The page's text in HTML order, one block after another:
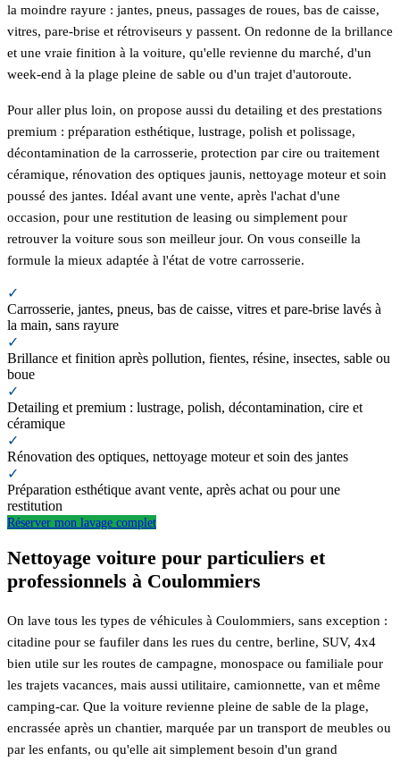
la moindre rayure : jantes, pneus, passages de roues, bas de caisse,
vitres, pare-brise et rétroviseurs y passent. On redonne de la brillance
et une vraie finition à la voiture, qu'elle revienne du marché, d'un
week-end à la plage pleine de sable ou d'un trajet d'autoroute.
Pour aller plus loin, on propose aussi du detailing et des prestations
premium : préparation esthétique, lustrage, polish et polissage,
décontamination de la carrosserie, protection par cire ou traitement
céramique, rénovation des optiques jaunis, nettoyage moteur et soin
poussé des jantes. Idéal avant une vente, après l'achat d'une
occasion, pour une restitution de leasing ou simplement pour
retrouver la voiture sous son meilleur jour. On vous conseille la
formule la mieux adaptée à l'état de votre carrosserie.
✓
Carrosserie, jantes, pneus, bas de caisse, vitres et pare-brise lavés à
la main, sans rayure
✓
Brillance et finition après pollution, fientes, résine, insectes, sable ou
boue
✓
Detailing et premium : lustrage, polish, décontamination, cire et
céramique
✓
Rénovation des optiques, nettoyage moteur et soin des jantes
✓
Préparation esthétique avant vente, après achat ou pour une
restitution
Réserver mon lavage complet
Nettoyage voiture pour particuliers et
professionnels à Coulommiers
On lave tous les types de véhicules à Coulommiers, sans exception :
citadine pour se faufiler dans les rues du centre, berline, SUV, 4x4
bien utile sur les routes de campagne, monospace ou familiale pour
les trajets vacances, mais aussi utilitaire, camionnette, van et même
camping-car. Que la voiture revienne pleine de sable de la plage,
encrassée après un chantier, marquée par un transport de meubles ou
par les enfants, ou qu'elle ait simplement besoin d'un grand